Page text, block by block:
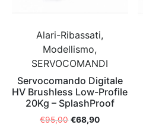
Alari-Ribassati,
Modellismo,
SERVOCOMANDI
Servocomando Digitale
HV Brushless Low-Profile
20Kg – SplashProof
€95,00 €68,90